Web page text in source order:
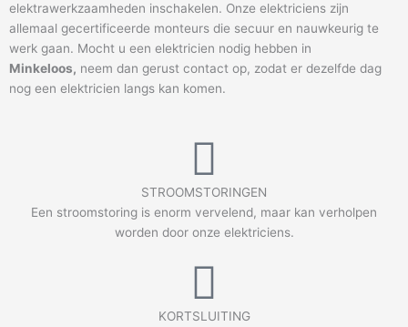
elektrawerkzaamheden inschakelen. Onze elektriciens zijn
allemaal gecertificeerde monteurs die secuur en nauwkeurig te
werk gaan. Mocht u een elektricien nodig hebben in
Minkeloos, neem dan gerust contact op, zodat er dezelfde dag
nog een elektricien langs kan komen.
STROOMSTORINGEN
Een stroomstoring is enorm vervelend, maar kan verholpen
worden door onze elektriciens.
KORTSLUITING